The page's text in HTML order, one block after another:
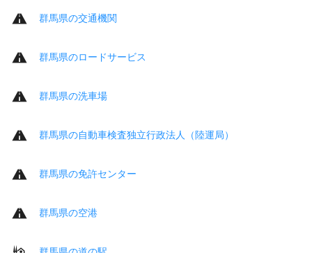
群馬県の交通機関
群馬県のロードサービス
群馬県の洗車場
群馬県の自動車検査独立行政法人（陸運局）
群馬県の免許センター
群馬県の空港